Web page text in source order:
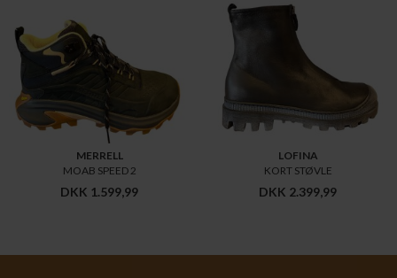
MERRELL
MOAB SPEED 2
DKK 1.599,99
LOFINA
KORT STØVLE
DKK 2.399,99